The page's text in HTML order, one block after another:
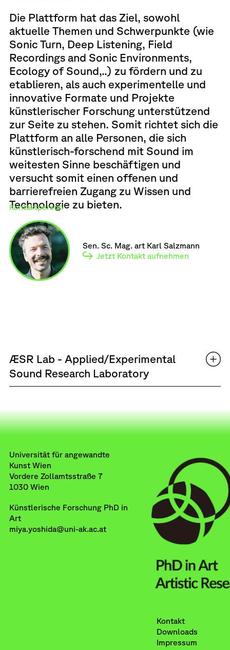
Die Plattform hat das Ziel, sowohl
aktuelle Themen und Schwerpunkte (wie
Sonic Turn, Deep Listening, Field
Recordings and Sonic Environments,
Ecology of Sound,..) zu fördern und zu
etablieren, als auch experimentelle und
innovative Formate und Projekte
künstlerischer Forschung unterstützend
zur Seite zu stehen. Somit richtet sich die
Plattform an alle Personen, die sich
künstlerisch-forschend mit Sound im
weitesten Sinne beschäftigen und
versucht somit einen offenen und
barrierefreien Zugang zu Wissen und
Technologie zu bieten.
Kontaktperson
Sen. Sc. Mag. art Karl Salzmann
Jetzt Kontakt aufnehmen
ÆSR Lab - Applied/Experimental
Sound Research Laboratory
Universität für angewandte
Kunst Wien
Vordere Zollamtsstraße 7
1030 Wien
Künstlerische Forschung PhD in
Art
miya.yoshida@uni-ak.ac.at
Kontakt
Downloads
Impressum